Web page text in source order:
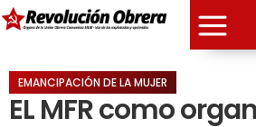
EMANCIPACIÓN DE LA MUJER
EL MFR como